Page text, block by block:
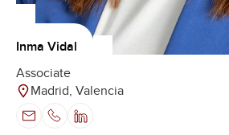
Inma Vidal
Associate
Madrid, Valencia